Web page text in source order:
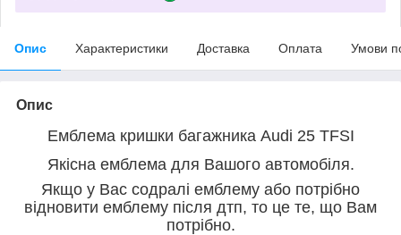
Опис Характеристики Доставка Оплата Умови
Опис
Емблема кришки багажника Audi 25 TFSI
Якісна емблема для Вашого автомобіля.
Якщо у Вас содралі емблему або потрібно
відновити емблему після дтп, то це те, що Вам
потрібно.